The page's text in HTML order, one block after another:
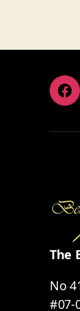
The
No
#07-